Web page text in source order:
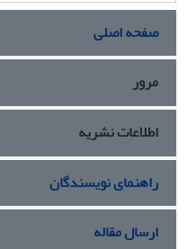
صفحه اصلی
مرور
اطلاعات نشریه
راهنمای نویسندگان
ارسال مقاله